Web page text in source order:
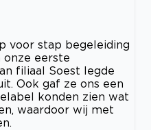
voor stap begeleiding
onze eerste
filiaal Soest legde
Ook gaf ze ons een
konden zien wat
waardoor wij met